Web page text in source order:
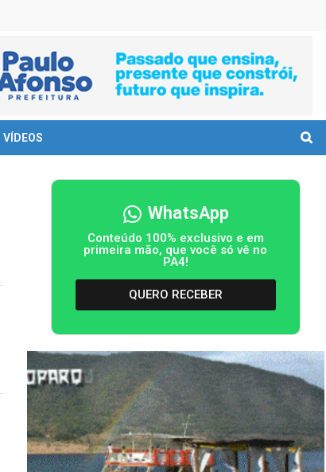
VÍDEOS
WhatsApp
Conteúdo 100% exclusivo e em
primeira mão, que você só vê no
PA4!
QUERO RECEBER